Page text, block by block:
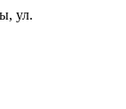
ул.